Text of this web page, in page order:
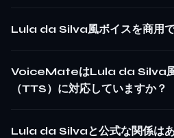
Lula da Silva風ボイスを商用で
VoiceMateはLula da Silva風
（TTS）に対応していますか？
Lula da Silvaと公式な関係はあ